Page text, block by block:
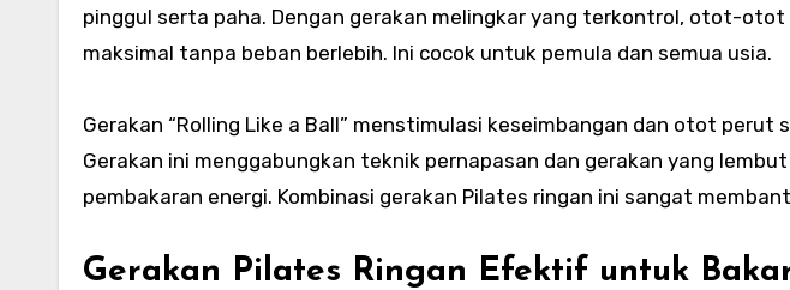
pinggul serta paha. Dengan gerakan melingkar yang terkontrol, otot-
maksimal tanpa beban berlebih. Ini cocok untuk pemula dan semua usia.
Gerakan “Rolling Like a Ball” menstimulasi keseimbangan dan otot perut
Gerakan ini menggabungkan teknik pernapasan dan gerakan yang
pembakaran energi. Kombinasi gerakan Pilates ringan ini sangat
Gerakan Pilates Ringan Efektif untuk